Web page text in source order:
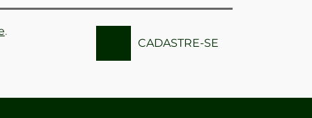
.
CADASTRE-SE